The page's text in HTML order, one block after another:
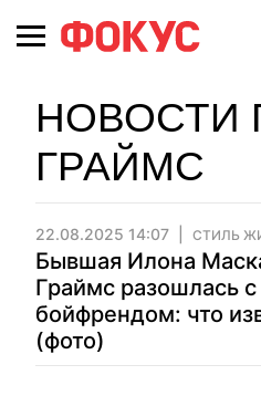
НОВОСТИ
ГРАЙМС
22.08.2025 14:07 СТИЛЬ
Бывшая Илона
Граймс разошлась с
бойфрендом: что
(фото)